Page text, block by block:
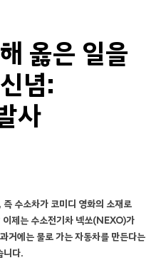
옳은 일을
념:
사
수소차가 코미디 영화의 소재로
제는 수소전기차 넥쏘(NEXO)가
거에는 물로 가는 자동차를 만든다는
니다.